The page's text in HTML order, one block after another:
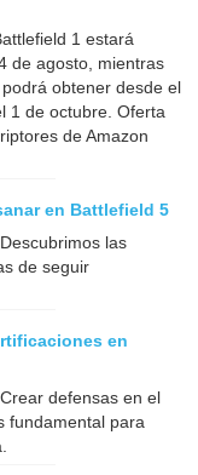
1 estará
de agosto, mientras
obtener desde el
1 de octubre. Oferta
de Amazon
en Battlefield 5
las
de seguir
en
defensas en el
fundamental para